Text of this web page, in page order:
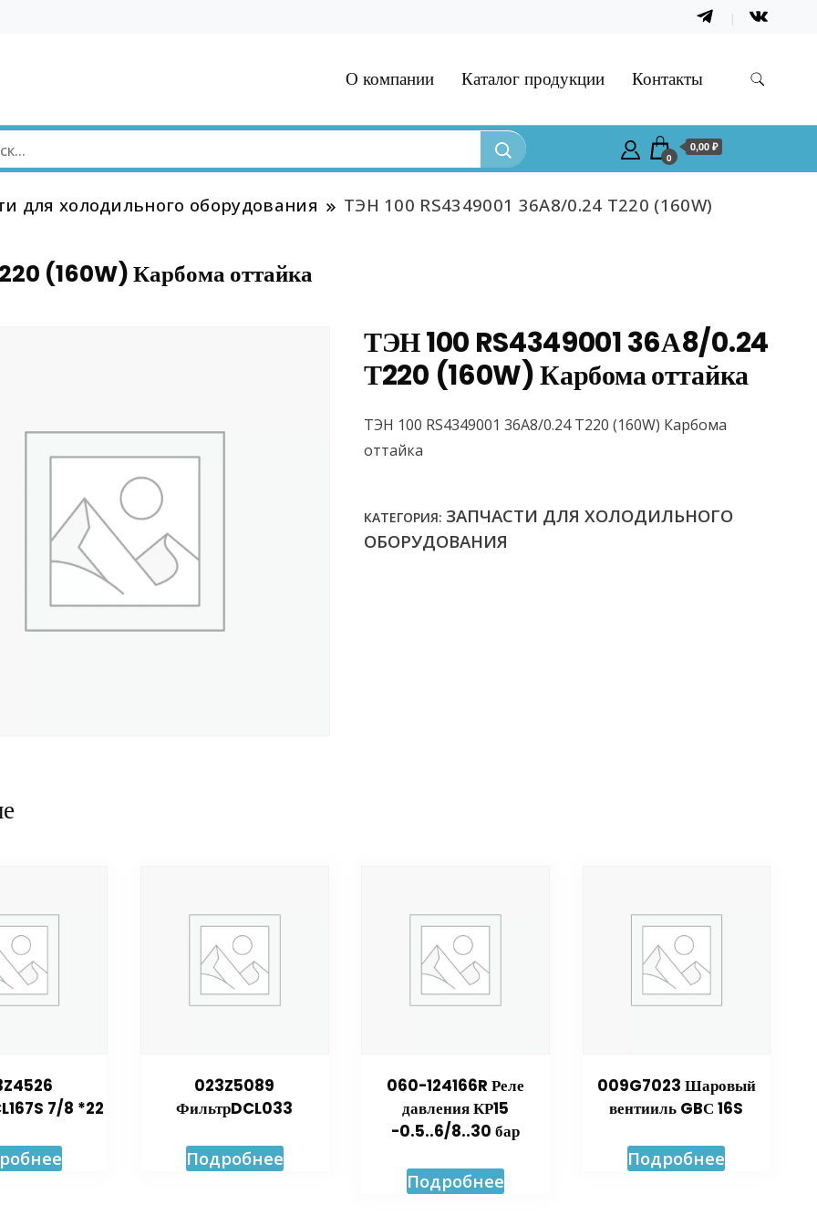
О компании Каталог продукции Контакты
0
0,00 ₽
для холодильного оборудования ТЭН 100 RS4349001 36А8/0.24 Т220 (160W)
(160W) Карбома оттайка
ТЭН 100 RS4349001 36А8/0.24
Т220 (160W) Карбома оттайка
ТЭН 100 RS4349001 36А8/0.24 Т220 (160W) Карбома
оттайка
КАТЕГОРИЯ: ЗАПЧАСТИ ДЛЯ ХОЛОДИЛЬНОГО
ОБОРУДОВАНИЯ
7/8 *22
023Z5089
ФильтрDCL033
Подробнее
060-124166R Реле
давления КР15
-0.5..6/8..30 бар
Подробнее
009G7023 Шаровый
вентииль GBС 16S
Подробнее